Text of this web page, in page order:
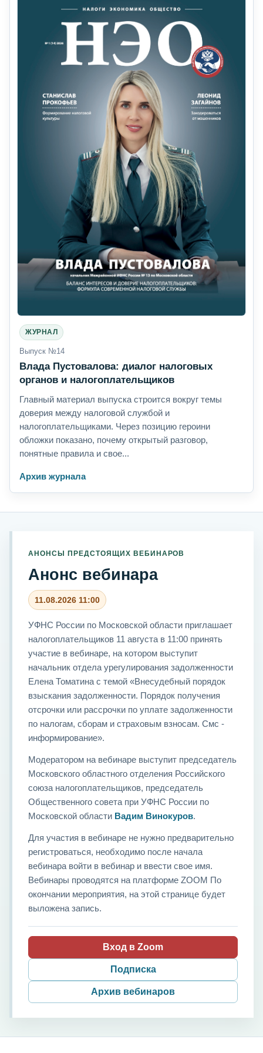
ЖУРНАЛ
Выпуск №14
Влада Пустовалова: диалог налоговых
органов и налогоплательщиков
Главный материал выпуска строится вокруг темы
доверия между налоговой службой и
налогоплательщиками. Через позицию героини
обложки показано, почему открытый разговор,
понятные правила и свое...
Архив журнала
АНОНСЫ ПРЕДСТОЯЩИХ ВЕБИНАРОВ
Анонс вебинара
11.08.2026 11:00
УФНС России по Московской области приглашает
налогоплательщиков 11 августа в 11:00 принять
участие в вебинаре, на котором выступит
начальник отдела урегулирования задолженности
Елена Томатина с темой «Внесудебный порядок
взыскания задолженности. Порядок получения
отсрочки или рассрочки по уплате задолженности
по налогам, сборам и страховым взносам. Смс -
информирование».
Модератором на вебинаре выступит председатель
Московского областного отделения Российского
союза налогоплательщиков, председатель
Общественного совета при УФНС России по
Московской области Вадим Винокуров.
Для участия в вебинаре не нужно предварительно
регистроваться, необходимо после начала
вебинара войти в вебинар и ввести свое имя.
Вебинары проводятся на платформе ZOOM По
окончании мероприятия, на этой странице будет
выложена запись.
Вход в Zoom
Подписка
Архив вебинаров